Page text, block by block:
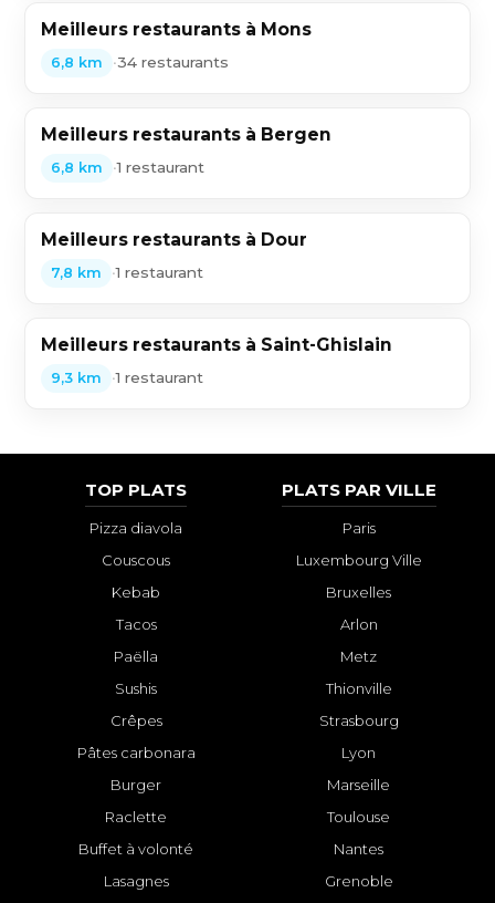
Meilleurs restaurants à Mons
6,8 km •34 restaurants
Meilleurs restaurants à Bergen
6,8 km •1 restaurant
Meilleurs restaurants à Dour
7,8 km •1 restaurant
Meilleurs restaurants à Saint-Ghislain
9,3 km •1 restaurant
TOP PLATS
Pizza diavola
Couscous
Kebab
Tacos
Paëlla
Sushis
Crêpes
Pâtes carbonara
Burger
Raclette
Buffet à volonté
Lasagnes
PLATS PAR VILLE
Paris
Luxembourg Ville
Bruxelles
Arlon
Metz
Thionville
Strasbourg
Lyon
Marseille
Toulouse
Nantes
Grenoble